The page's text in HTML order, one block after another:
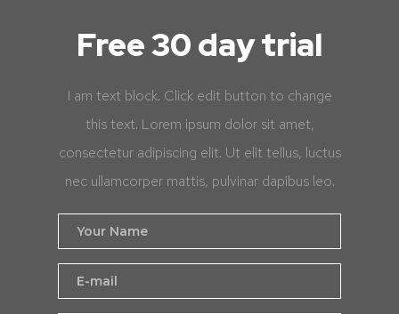
Free 30 day trial
I am text block. Click edit button to change
this text. Lorem ipsum dolor sit amet,
consectetur adipiscing elit. Ut elit tellus, luctus
nec ullamcorper mattis, pulvinar dapibus leo.